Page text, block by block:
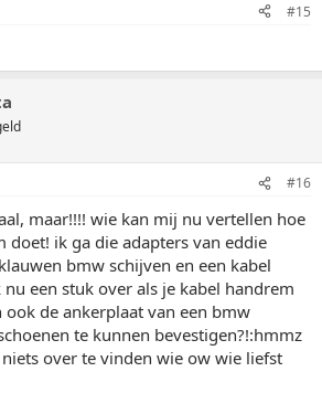
#15
#16
maar!!!! wie kan mij nu vertellen hoe
doet! ik ga die adapters van eddie
bmw schijven en een kabel
een stuk over als je kabel handrem
de ankerplaat van een bmw
te kunnen bevestigen?!:hmmz
over te vinden wie ow wie liefst